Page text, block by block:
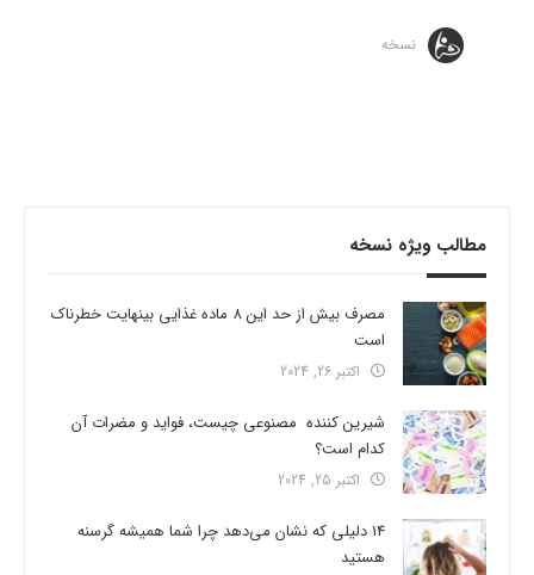
نسخه
مطالب ویژه نسخه
مصرف بیش از حد این 8 ماده غذایی بینهایت خطرناک
است
اکتبر 26, 2024
شیرین کننده مصنوعی چیست، فواید و مضرات آن
کدام است؟
اکتبر 25, 2024
14 دلیلی که نشان می‌دهد چرا شما همیشه گرسنه
هستید